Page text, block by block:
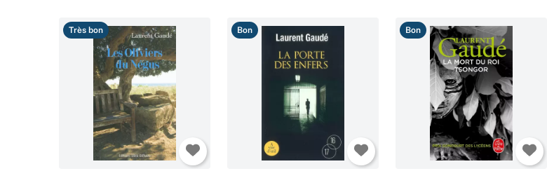
Très bon Bon Bon